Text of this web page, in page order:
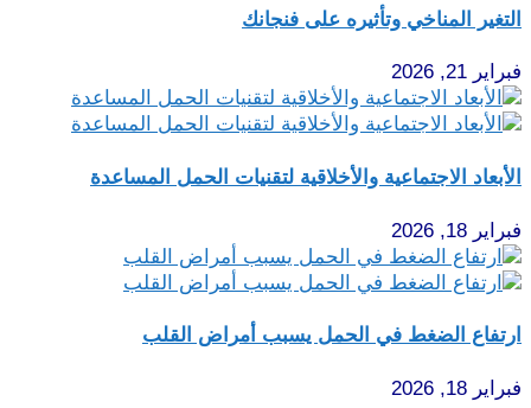
التغير المناخي وتأثيره على فنجانك
فبراير 21, 2026
الأبعاد الاجتماعية والأخلاقية لتقنيات الحمل المساعدة
فبراير 18, 2026
ارتفاع الضغط في الحمل يسبب أمراض القلب
فبراير 18, 2026